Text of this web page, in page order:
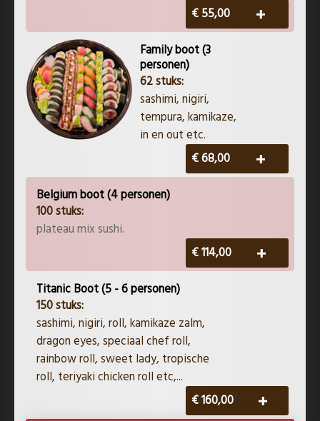
€ 55,00
Family boot (3
personen)
62 stuks:
​​sashimi, nigiri,
tempura, kamikaze,
in en out etc.
€ 68,00
Belgium boot (4 personen)
100 stuks:
plateau mix sushi.
€ 114,00
Titanic Boot (5 - 6 personen)
150 stuks:
​​sashimi, nigiri, roll, kamikaze zalm,
dragon eyes, speciaal chef roll,
rainbow roll, sweet lady, tropische
roll, teriyaki chicken roll etc,...
€ 160,00